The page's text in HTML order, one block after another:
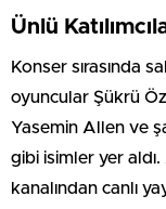
Ünlü
Konser sırasında
oyuncular Şükrü
Yasemin Allen ve
gibi isimler yer
kanalından canlı